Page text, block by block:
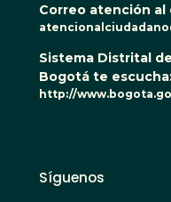
Correo atención al
Sistema Distrital
Bogotá te
http://
Síguenos